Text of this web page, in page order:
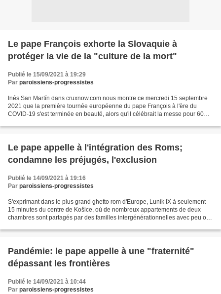
Le pape François exhorte la Slovaquie à
protéger la vie de la "culture de la mort"
Publié le 15/09/2021 à 19:29
Par paroissiens-progressistes
Inés San Martín dans cruxnow.com nous montre ce mercredi 15 septembre
2021 que la première tournée européenne du pape François à l'ère du
COVID-19 s'est terminée en beauté, alors qu'il célébrait la messe pour 60
Le pape appelle à l'intégration des Roms;
condamne les préjugés, l'exclusion
Publié le 14/09/2021 à 19:16
Par paroissiens-progressistes
S'exprimant dans le plus grand ghetto rom d'Europe, Luník IX à seulement
15 minutes du centre de Košice, où de nombreux appartements de deux
chambres sont partagés par des familles intergénérationnelles avec peu ou
Pandémie: le pape appelle à une "fraternité"
dépassant les frontières
Publié le 14/09/2021 à 10:44
Par paroissiens-progressistes